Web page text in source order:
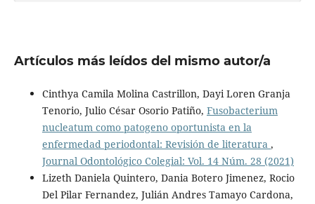
Artículos más leídos del mismo autor/a
Cinthya Camila Molina Castrillon, Dayi Loren Granja
Tenorio, Julio César Osorio Patiño, Fusobacterium
nucleatum como patogeno oportunista en la
enfermedad periodontal: Revisión de literatura ,
Journal Odontológico Colegial: Vol. 14 Núm. 28 (2021)
Lizeth Daniela Quintero, Dania Botero Jimenez, Rocio
Del Pilar Fernandez, Julián Andres Tamayo Cardona,